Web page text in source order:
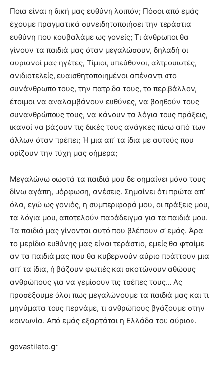
Ποια είναι η δική μας ευθύνη λοιπόν; Πόσοι από εμάς
έχουμε πραγματικά συνειδητοποιήσει την τεράστια
ευθύνη που κουβαλάμε ως γονείς; Τι άνθρωποι θα
γίνουν τα παιδιά μας όταν μεγαλώσουν, δηλαδή οι
αυριανοί μας ηγέτες; Τίμιοι, υπεύθυνοι, αλτρουιστές,
ανιδιοτελείς, ευαισθητοποιημένοι απέναντι στο
συνάνθρωπο τους, την πατρίδα τους, το περιβάλλον,
έτοιμοι να αναλαμβάνουν ευθύνες, να βοηθούν τους
συνανθρώπους τους, να κάνουν τα λόγια τους πράξεις,
ικανοί να βάζουν τις δικές τους ανάγκες πίσω από των
άλλων όταν πρέπει; Ή μια απ’ τα ίδια με αυτούς που
ορίζουν την τύχη μας σήμερα;
Μεγαλώνω σωστά τα παιδιά μου δε σημαίνει μόνο τους
δίνω αγάπη, μόρφωση, ανέσεις. Σημαίνει ότι πρώτα απ’
όλα, εγώ ως γονιός, η συμπεριφορά μου, οι πράξεις μου,
τα λόγια μου, αποτελούν παράδειγμα για τα παιδιά μου.
Τα παιδιά μας γίνονται αυτό που βλέπουν σ’ εμάς. Άρα
το μερίδιο ευθύνης μας είναι τεράστιο, εμείς θα φταίμε
αν τα παιδιά μας που θα κυβερνούν αύριο πράττουν μια
απ’ τα ίδια, ή βάζουν φωτιές και σκοτώνουν αθώους
ανθρώπους για να γεμίσουν τις τσέπες τους… Ας
προσέξουμε όλοι πως μεγαλώνουμε τα παιδιά μας και τι
μηνύματα τους περνάμε, τι ανθρώπους βγάζουμε στην
κοινωνία. Από εμάς εξαρτάται η Ελλάδα του αύριο».
govastileto.gr